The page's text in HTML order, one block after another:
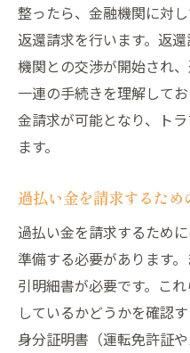
整ったら、金融機関に対
返還請求を行います。返
機関との交渉が開始され
一連の手続きを理解して
金請求が可能となり、ト
ます。
過払い金を請求するため
過払い金を請求するため
準備する必要があります
引明細書が必要です。こ
しているかどうかを確認
身分証明書（運転免許証